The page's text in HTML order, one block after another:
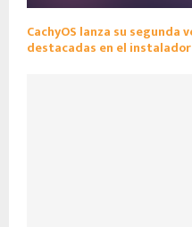
CachyOS lanza su segunda
destacadas en el